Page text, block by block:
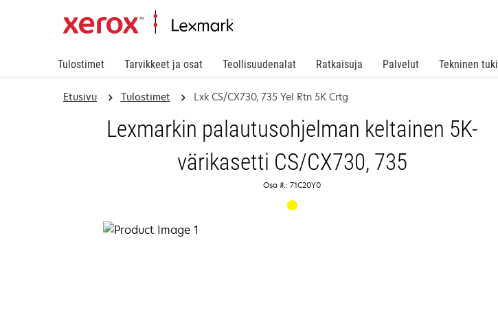
Tulostimet Tarvikkeet ja osat Teollisuudenalat Ratkaisuja Palvelut Tekninen tuki
Etusivu Tulostimet Lxk CS/CX730, 735 Yel Rtn 5K Crtg
Lexmarkin palautusohjelman keltainen 5K-
värikasetti CS/CX730, 735
Osa #.: 71C20Y0